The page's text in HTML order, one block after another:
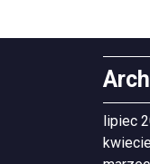
lipiec